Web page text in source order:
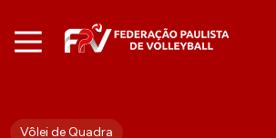
Vôlei de Quadra